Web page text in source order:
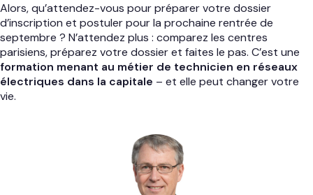
Alors, qu’attendez-vous pour préparer votre dossier
d’inscription et postuler pour la prochaine rentrée de
septembre ? N’attendez plus : comparez les centres
parisiens, préparez votre dossier et faites le pas. C’est une
formation menant au métier de technicien en réseaux
électriques dans la capitale – et elle peut changer votre
vie.